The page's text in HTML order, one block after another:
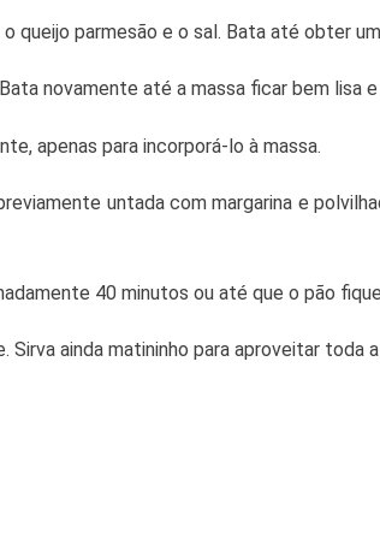
queijo parmesão e o sal. Bata até obter
novamente até a massa ficar bem lisa
apenas para incorporá-lo à massa.
untada com margarina e
40 minutos ou até que o pão
ainda matininho para aproveitar toda